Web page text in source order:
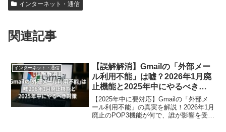
インターネット・通信
関連記事
インターネット・通信
【誤解解消】Gmailの「外部メー
ル利用不能」は嘘？2026年1月廃
止機能と2025年中にやるべき対
策
【2025年中に要対応】Gmailの「外部メ
ール利用不能」の真実を解説！2026年1月
廃止のPOP3機能が何で、誰が影響を受け